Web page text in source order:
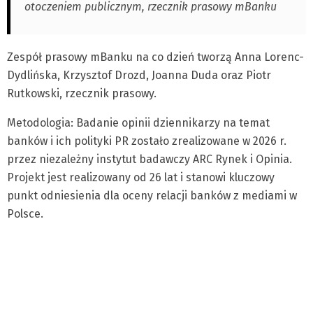
otoczeniem publicznym, rzecznik prasowy mBanku
Zespół prasowy mBanku na co dzień tworzą Anna Lorenc-
Dydlińska, Krzysztof Drozd, Joanna Duda oraz Piotr
Rutkowski, rzecznik prasowy.
Metodologia: Badanie opinii dziennikarzy na temat
banków i ich polityki PR zostało zrealizowane w 2026 r.
przez niezależny instytut badawczy ARC Rynek i Opinia.
Projekt jest realizowany od 26 lat i stanowi kluczowy
punkt odniesienia dla oceny relacji banków z mediami w
Polsce.